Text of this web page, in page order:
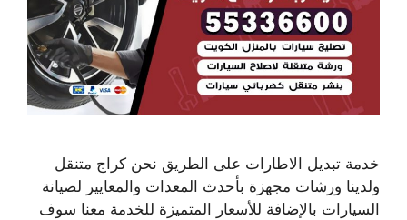
خدمة تبديل الاطارات على الطريق نحن كراج متنقل
ولدينا ورشات مجهزة بأحدث المعدات والمعايير لصيانة
السيارات بالإضافة للأسعار المتميزة للخدمة معنا سوف